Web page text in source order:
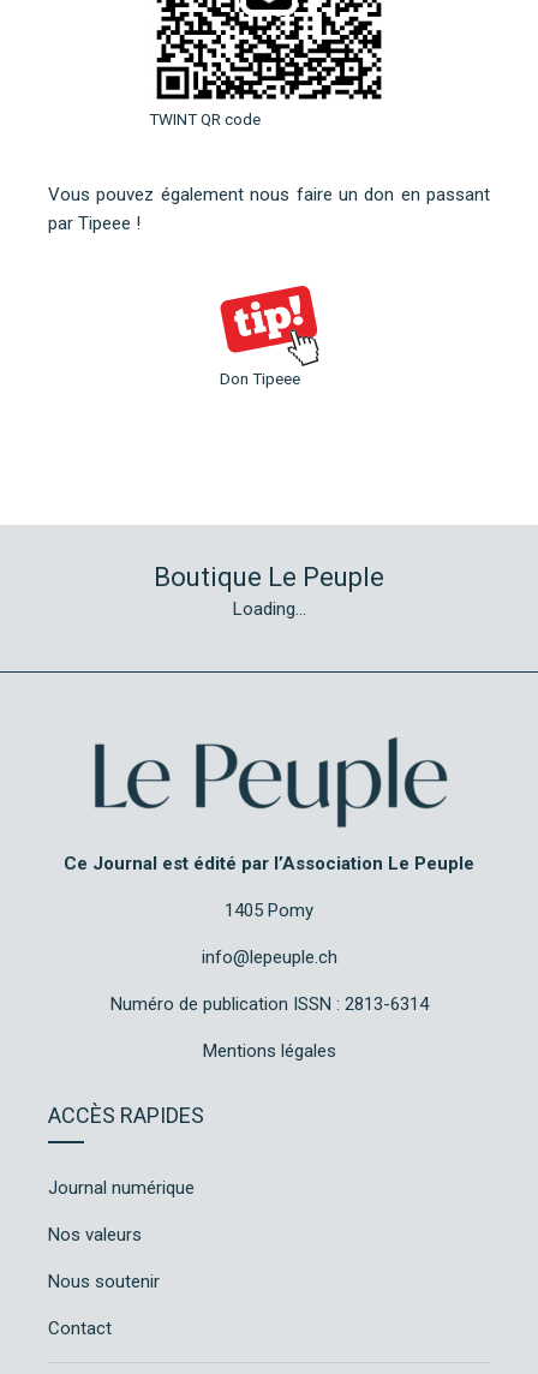
TWINT QR code
Vous pouvez également nous faire un don en passant
par Tipeee !
Don Tipeee
Boutique Le Peuple
Loading...
Ce Journal est édité par l’Association Le Peuple
1405 Pomy
info@lepeuple.ch
Numéro de publication ISSN : 2813-6314
Mentions légales
ACCÈS RAPIDES
Journal numérique
Nos valeurs
Nous soutenir
Contact